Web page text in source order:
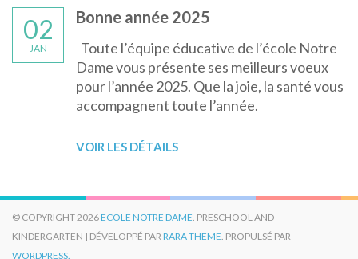
02
JAN
Bonne année 2025
Toute l’équipe éducative de l’école Notre
Dame vous présente ses meilleurs voeux
pour l’année 2025. Que la joie, la santé vous
accompagnent toute l’année.
VOIR LES DÉTAILS
© COPYRIGHT 2026ECOLE NOTRE DAME. PRESCHOOL AND
KINDERGARTEN | DÉVELOPPÉ PARRARA THEME. PROPULSÉ PAR
WORDPRESS.